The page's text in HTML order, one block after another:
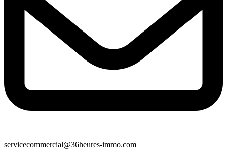
servicecommercial@36heures-immo.com